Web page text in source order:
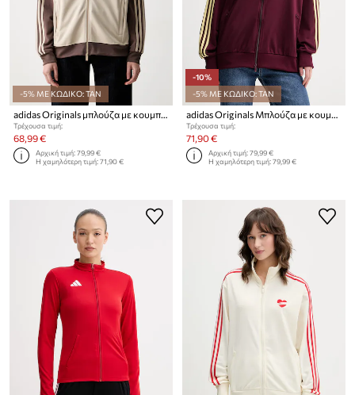
-5% ΜΕ ΚΩΔΙΚΟ: TAN
adidas Originals μπλούζα με κουμπιά Γυναικεία με βαμβάκι
Τρέχουσα τιμή:
68,99 €
Αρχική τιμή:79,99 €
Η χαμηλότερη τιμή:71,90 €
-10%
-5% ΜΕ ΚΩΔΙΚΟ: TAN
adidas Originals Μπλούζα με κουμπιά Γυναικεία
Τρέχουσα τιμή:
71,90 €
Αρχική τιμή:79,99 €
Η χαμηλότερη τιμή:79,99 €